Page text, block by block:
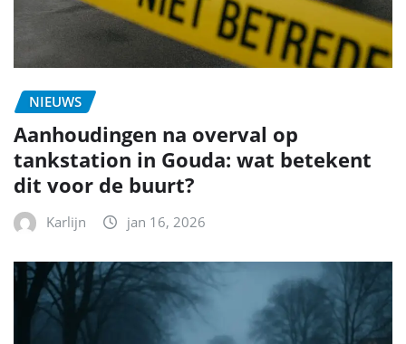
NIEUWS
Aanhoudingen na overval op
tankstation in Gouda: wat betekent
dit voor de buurt?
Karlijn jan 16, 2026